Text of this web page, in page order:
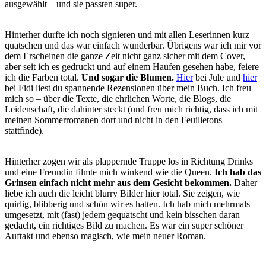
ausgewählt – und sie passten super.
Hinterher durfte ich noch signieren und mit allen Leserinnen kurz
quatschen und das war einfach wunderbar. Übrigens war ich mir vor
dem Erscheinen die ganze Zeit nicht ganz sicher mit dem Cover,
aber seit ich es gedruckt und auf einem Haufen gesehen habe, feiere
ich die Farben total. Und sogar die Blumen. Hierbei Jule und hier
bei Fidi liest du spannende Rezensionen über mein Buch. Ich freu
mich so – über die Texte, die ehrlichen Worte, die Blogs, die
Leidenschaft, die dahinter steckt (und freu mich richtig, dass ich mit
meinen Sommerromanen dort und nicht in den Feuilletons
stattfinde).
Hinterher zogen wir als plappernde Truppe los in Richtung Drinks
und eine Freundin filmte mich winkend wie die Queen. Ich hab das
Grinsen einfach nicht mehr aus dem Gesicht bekommen. Daher
liebe ich auch die leicht blurry Bilder hier total. Sie zeigen, wie
quirlig, blibberig und schön wir es hatten. Ich hab mich mehrmals
umgesetzt, mit (fast) jedem gequatscht und kein bisschen daran
gedacht, ein richtiges Bild zu machen. Es war ein super schöner
Auftakt und ebenso magisch, wie mein neuer Roman.